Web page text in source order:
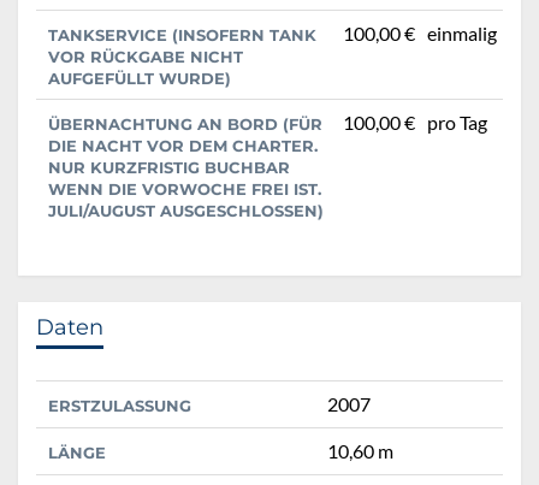
TANKSERVICE (INSOFERN TANK
VOR RÜCKGABE NICHT
AUFGEFÜLLT WURDE)
100,00 € einmalig
ÜBERNACHTUNG AN BORD (FÜR
DIE NACHT VOR DEM CHARTER.
NUR KURZFRISTIG BUCHBAR
WENN DIE VORWOCHE FREI IST.
JULI/AUGUST AUSGESCHLOSSEN)
100,00 € pro Tag
Daten
ERSTZULASSUNG 2007
LÄNGE 10,60 m